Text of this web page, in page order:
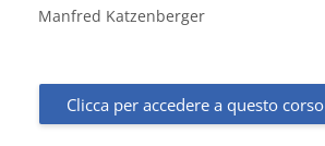
Manfred Katzenberger
Clicca per accedere a questo corso